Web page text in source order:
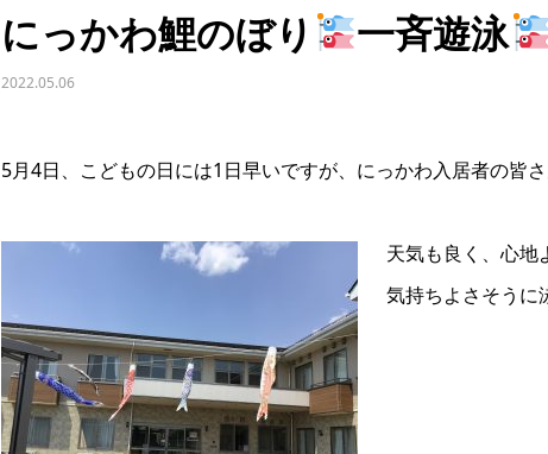
にっかわ鯉のぼり 一斉遊泳
2022.05.06
5月4日、こどもの日には1日早いですが、にっかわ入居者の皆
天気も良く、心地
気持ちよさそうに